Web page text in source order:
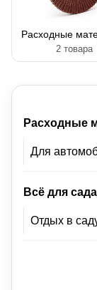
Расходные
2 товара
Всё для сада
Отдых в